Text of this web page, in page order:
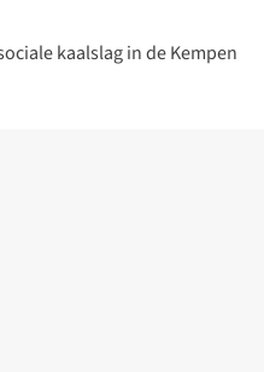
kaalslag in de Kempen